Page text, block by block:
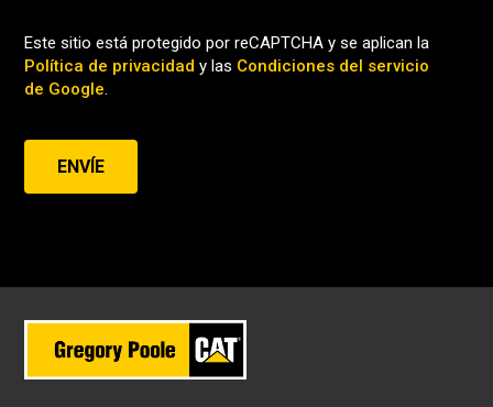
Este sitio está protegido por reCAPTCHA y se aplican la
Política de privacidad y las Condiciones del servicio
de Google.
ENVÍE